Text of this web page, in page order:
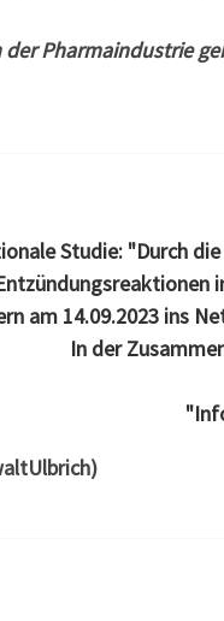
Pharmaindustrie
Studie: "Durch
am 14.09.2023 ins
In der